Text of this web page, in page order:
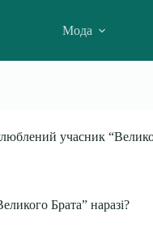
Мода
учасник
Брата” наразі?